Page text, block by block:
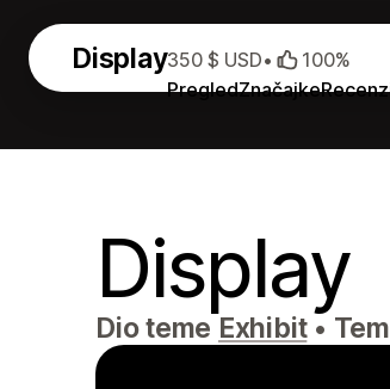
Display
PregledZnačajke
350 $ USD• 100%
Display
Dio teme Exhibit •